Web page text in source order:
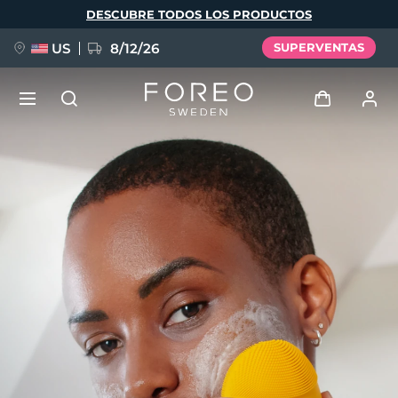
DESCUBRE TODOS LOS PRODUCTOS
US 8/12/26 SUPERVENTAS
Iniciar sesión
Perfil de usuario
Mis dispositivos
Mis pedidos
Mis direcciones
Mis suscripciones
NUEVO
FAQ™ Pure Beauty-Tech Elixir
BREAKING NEWS
issa™ Teeth Whitening Set
Idioma
English Deutsch
Español
Français
Italiano
Português
Svenska
Русский
Türkçe
简体中文 繁體中文